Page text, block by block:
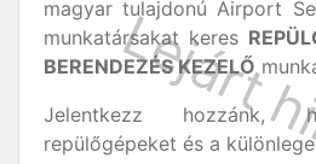
magyar tulajdonú Airport
munkatársakat keres
BERENDEZÉS KEZELŐ
Jelentkezz
repülőgépeket és a